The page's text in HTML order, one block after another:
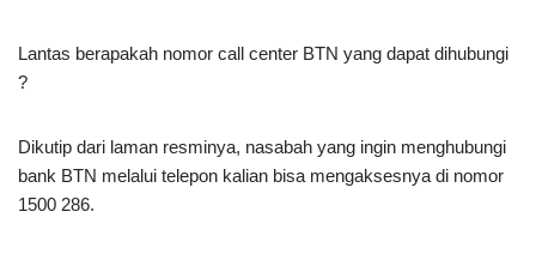
Lantas berapakah nomor call center BTN yang dapat dihubungi
?
Dikutip dari laman resminya, nasabah yang ingin menghubungi
bank BTN melalui telepon kalian bisa mengaksesnya di nomor
1500 286.